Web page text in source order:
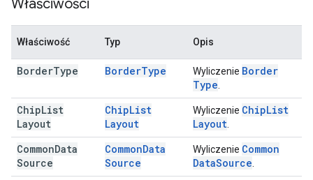
Właściwości
Właściwość Typ Opis
BorderType BorderType Wyliczenie Border
Type
ChipList
Layout
ChipList
Layout
Wyliczenie ChipList
Layout
CommonData
Source
CommonData
Source
Wyliczenie Common
DataSource